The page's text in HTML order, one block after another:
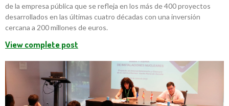
de la empresa pública que se refleja en los más de 400 proyectos
desarrollados en las últimas cuatro décadas con una inversión
cercana a 200 millones de euros.
View complete post